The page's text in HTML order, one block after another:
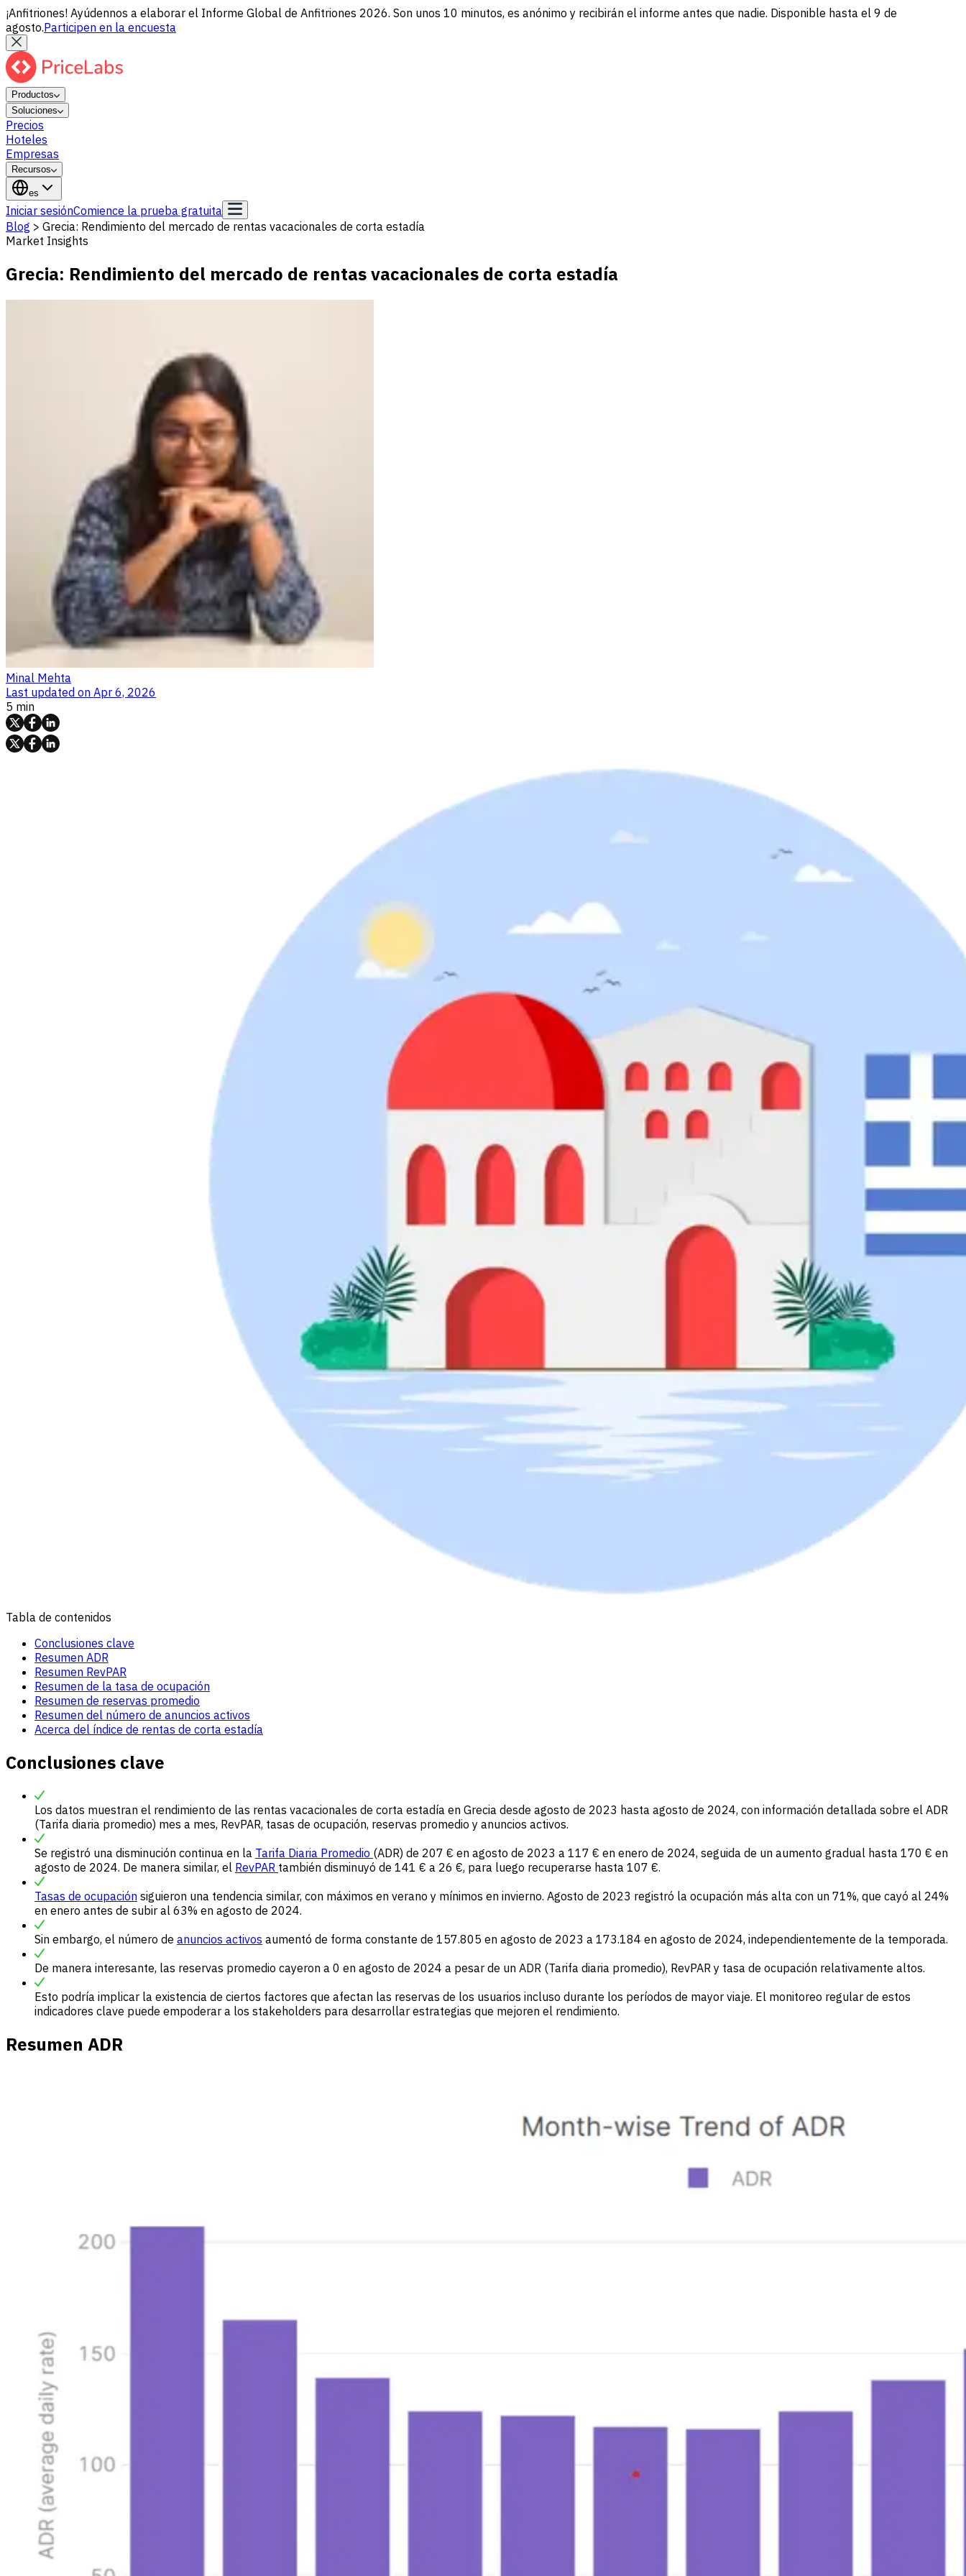
¡Anfitriones! Ayúdennos a elaborar el Informe Global de Anfitriones 2026. Son unos 10 minutos, es anónimo y recibirán el informe antes que nadie. Disponible hasta el 9 de
agosto.Participen en la encuesta
Productos
Soluciones
Precios
Hoteles
Empresas
Recursos
es
Iniciar sesiónComience la prueba gratuita
Blog > Grecia: Rendimiento del mercado de rentas vacacionales de corta estadía
Market Insights
Grecia: Rendimiento del mercado de rentas vacacionales de corta estadía
Minal Mehta
Last updated on Apr 6, 2026
5 min
Tabla de contenidos
Conclusiones clave
Resumen ADR
Resumen RevPAR
Resumen de la tasa de ocupación
Resumen de reservas promedio
Resumen del número de anuncios activos
Acerca del índice de rentas de corta estadía
Conclusiones clave
Los datos muestran el rendimiento de las rentas vacacionales de corta estadía en Grecia desde agosto de 2023 hasta agosto de 2024, con información detallada sobre el ADR
(Tarifa diaria promedio) mes a mes, RevPAR, tasas de ocupación, reservas promedio y anuncios activos.
Se registró una disminución continua en la Tarifa Diaria Promedio (ADR) de 207 € en agosto de 2023 a 117 € en enero de 2024, seguida de un aumento gradual hasta 170 € en
agosto de 2024. De manera similar, el RevPAR también disminuyó de 141 € a 26 €, para luego recuperarse hasta 107 €.
Tasas de ocupación siguieron una tendencia similar, con máximos en verano y mínimos en invierno. Agosto de 2023 registró la ocupación más alta con un 71%, que cayó al 24%
en enero antes de subir al 63% en agosto de 2024.
Sin embargo, el número de anuncios activos aumentó de forma constante de 157.805 en agosto de 2023 a 173.184 en agosto de 2024, independientemente de la temporada.
De manera interesante, las reservas promedio cayeron a 0 en agosto de 2024 a pesar de un ADR (Tarifa diaria promedio), RevPAR y tasa de ocupación relativamente altos.
Esto podría implicar la existencia de ciertos factores que afectan las reservas de los usuarios incluso durante los períodos de mayor viaje. El monitoreo regular de estos
indicadores clave puede empoderar a los stakeholders para desarrollar estrategias que mejoren el rendimiento.
Resumen ADR